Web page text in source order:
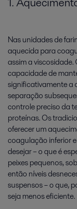
Nas unidades de
aquecida para
assim a
capacidade de
significativamente a
separação
controle preciso da
proteínas. Os
oferecer um
coagulação inferior
desejar – o que é
peixes pequenos,
então níveis
suspensos – o que,
seja menos eficiente.